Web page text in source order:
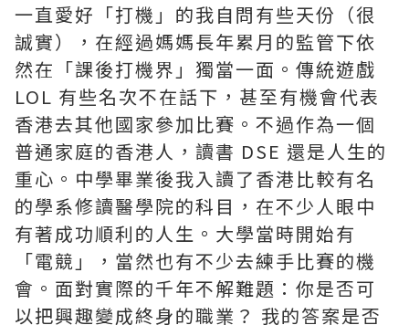
一直愛好「打機」的我自問有些天份（很
誠實），在經過媽媽長年累月的監管下依
然在「課後打機界」獨當一面。傳統遊戲
LOL 有些名次不在話下，甚至有機會代表
香港去其他國家參加比賽。不過作為一個
普通家庭的香港人，讀書 DSE 還是人生的
重心。中學畢業後我入讀了香港比較有名
的學系修讀醫學院的科目，在不少人眼中
有著成功順利的人生。大學當時開始有
「電競」，當然也有不少去練手比賽的機
會。面對實際的千年不解難題：你是否可
以把興趣變成終身的職業？ 我的答案是否